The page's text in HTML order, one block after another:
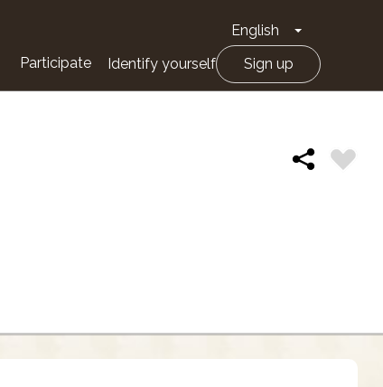
English Toggle
Participate Identify yourself Sign up